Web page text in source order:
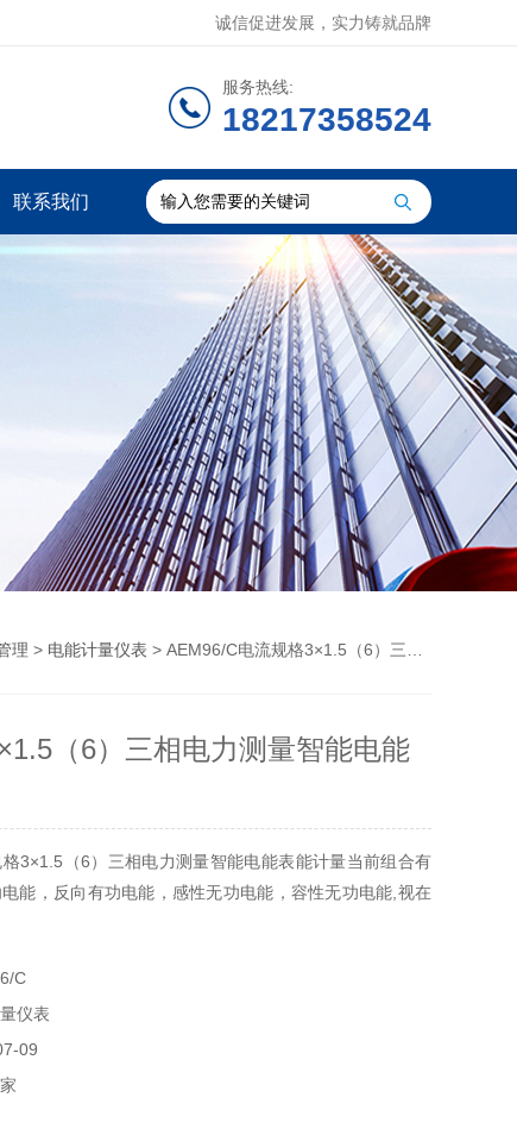
诚信促进发展，实力铸就品牌
服务热线:
18217358524
联系我们
理 > 电能计量仪表 > AEM96/C电流规格3×1.5（6）三相电力测量智能电能表
（6）三相电力测量智能电能
3×1.5（6）三相电力测量智能电能表能计量当前组合有
能，反向有功电能，感性无功电能，容性无功电能,视在
C
仪表
09